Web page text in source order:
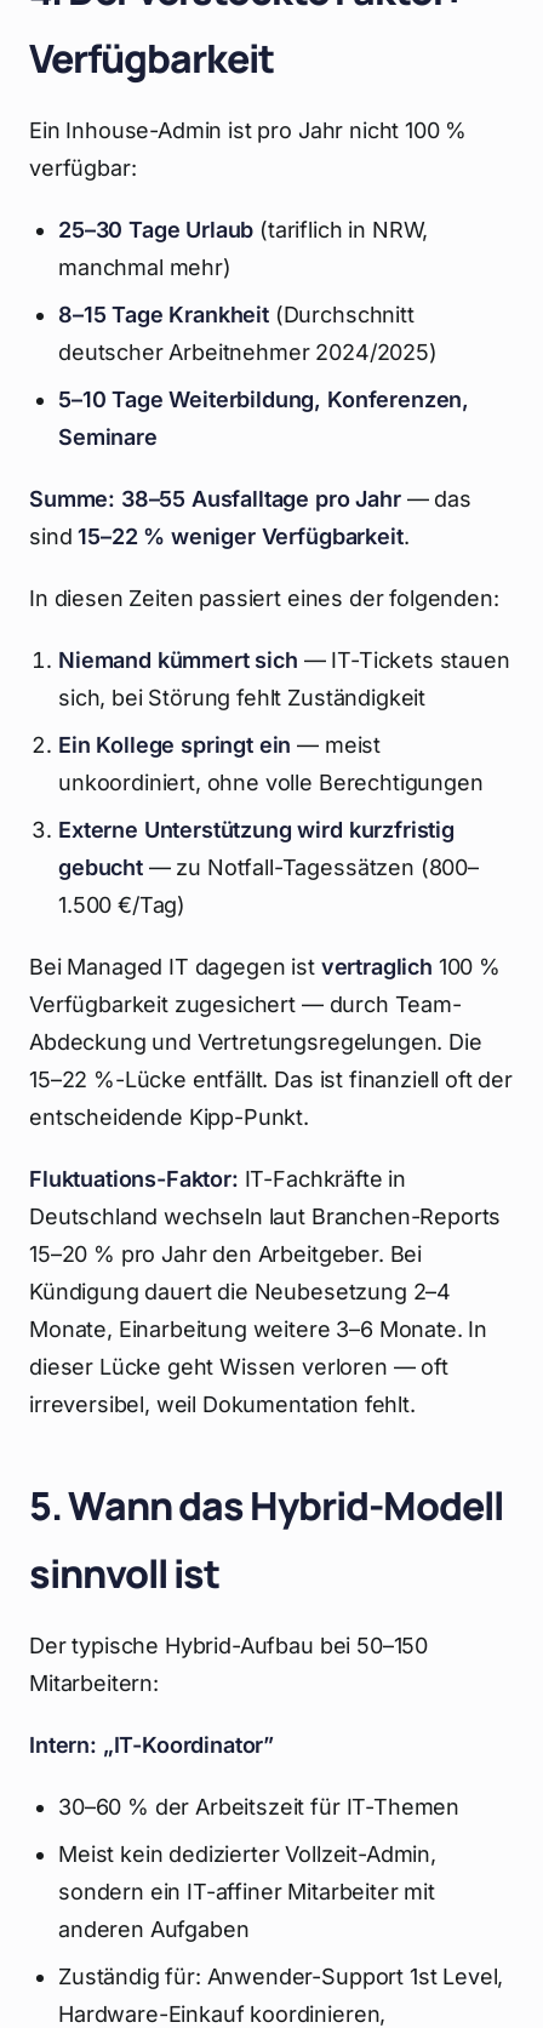
Verfügbarkeit
Ein Inhouse-Admin ist pro Jahr nicht 100 %
verfügbar:
25–30 Tage Urlaub (tariflich in NRW,
manchmal mehr)
8–15 Tage Krankheit(Durchschnitt
deutscher Arbeitnehmer 2024/2025)
5–10 Tage Weiterbildung, Konferenzen,
Seminare
Summe: 38–55 Ausfalltage pro Jahr— das
sind15–22 % weniger Verfügbarkeit.
In diesen Zeiten passiert eines der folgenden:
Niemand kümmert sich — IT-Tickets stauen
sich, bei Störung fehlt Zuständigkeit
Ein Kollege springt ein — meist
unkoordiniert, ohne volle Berechtigungen
Externe Unterstützung wird kurzfristig
gebucht— zu Notfall-Tagessätzen (800–
1.500 €/Tag)
Bei Managed IT dagegen ist vertraglich 100 %
Verfügbarkeit zugesichert — durch Team-
Abdeckung und Vertretungsregelungen. Die
15–22 %-Lücke entfällt. Das ist finanziell oft der
entscheidende Kipp-Punkt.
Fluktuations-Faktor: IT-Fachkräfte in
Deutschland wechseln laut Branchen-Reports
15–20 % pro Jahr den Arbeitgeber. Bei
Kündigung dauert die Neubesetzung 2–4
Monate, Einarbeitung weitere 3–6 Monate. In
dieser Lücke geht Wissen verloren — oft
irreversibel, weil Dokumentation fehlt.
5. Wann das Hybrid-Modell
sinnvoll ist
Der typische Hybrid-Aufbau bei 50–150
Mitarbeitern:
Intern: „IT-Koordinator”
30–60 % der Arbeitszeit für IT-Themen
Meist kein dedizierter Vollzeit-Admin,
sondern ein IT-affiner Mitarbeiter mit
anderen Aufgaben
Zuständig für: Anwender-Support 1st Level,
Hardware-Einkauf koordinieren,